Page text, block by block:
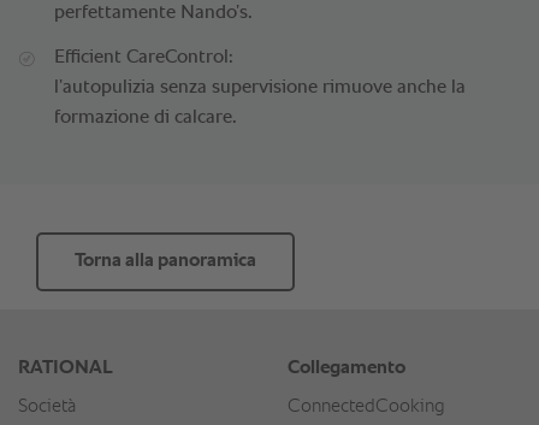
perfettamente Nando’s.
Efficient CareControl:
l’autopulizia senza supervisione rimuove anche la
formazione di calcare.
Torna alla panoramica